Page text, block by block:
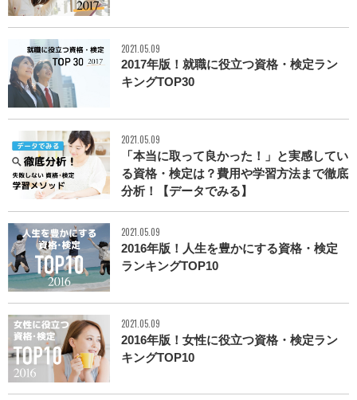
2021.05.09
2017年版！就職に役立つ資格・検定ラン
キングTOP30
2021.05.09
「本当に取って良かった！」と実感してい
る資格・検定は？費用や学習方法まで徹底
分析！【データでみる】
2021.05.09
2016年版！人生を豊かにする資格・検定
ランキングTOP10
2021.05.09
2016年版！女性に役立つ資格・検定ラン
キングTOP10